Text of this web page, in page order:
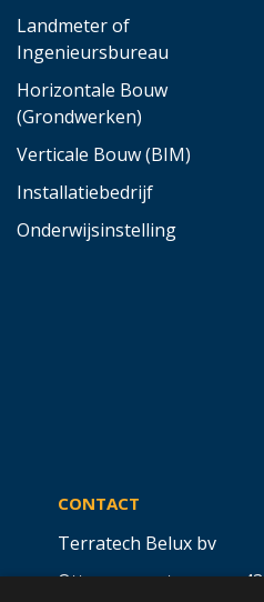
Landmeter of
Ingenieursbureau
Horizontale Bouw
(Grondwerken)
Verticale Bouw (BIM)
Installatiebedrijf
Onderwijsinstelling
CONTACT
Terratech Belux bv
Ottergemsesteenweg